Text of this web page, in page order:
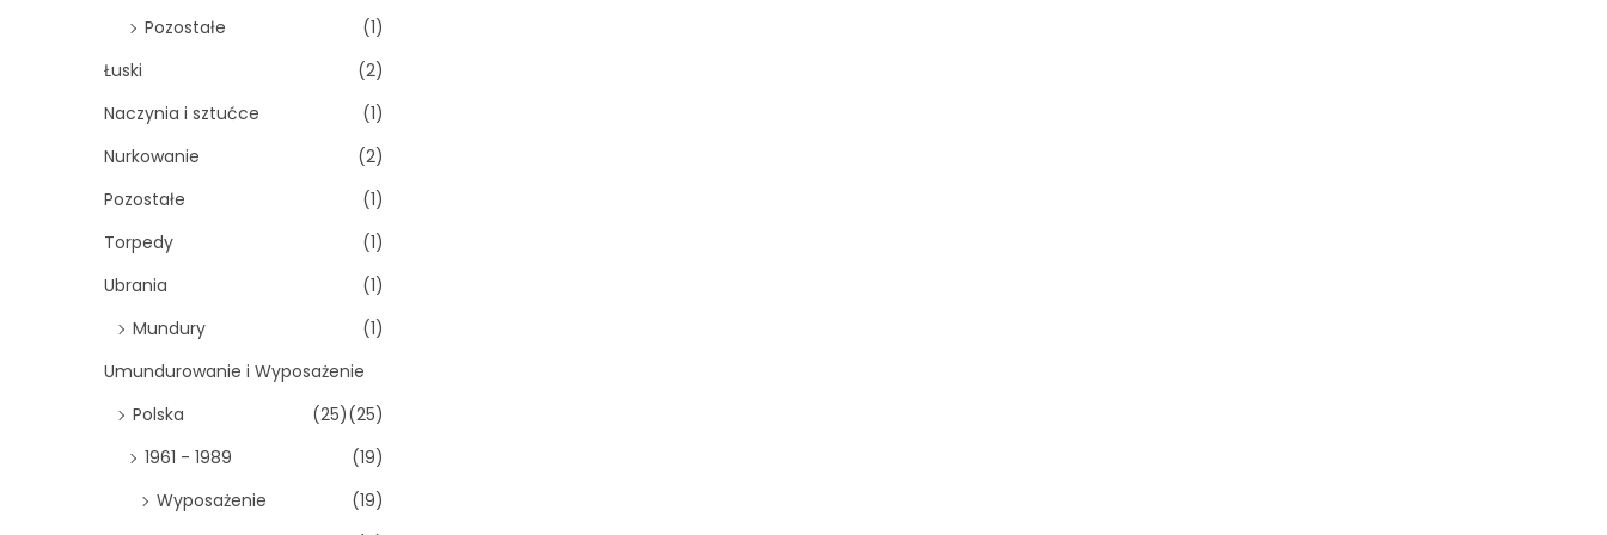
Pozostałe
(1)
Łuski
(2)
Naczynia i sztućce
(1)
Nurkowanie
(2)
Pozostałe
(1)
Torpedy
(1)
Ubrania
(1)
Mundury
(1)
Umundurowanie i Wyposażenie
(25)
Polska
(25)
1961 - 1989
(19)
Wyposażenie
(19)